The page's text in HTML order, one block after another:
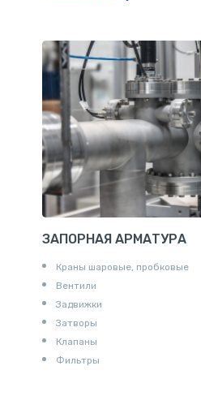
ЗАПОРНАЯ АРМАТУРА
Краны шаровые, пробковые
Вентили
Задвижки
Затворы
Клапаны
Фильтры